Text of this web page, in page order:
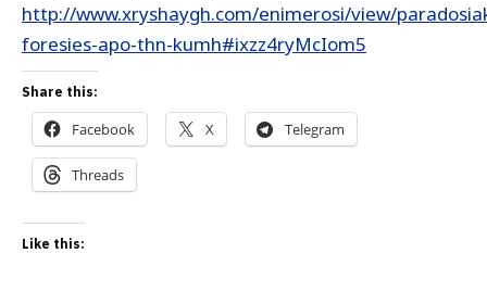
http://www.xryshaygh.com/enimerosi/view/
foresies-apo-thn-kumh#ixzz4ryMcIom5
Share this:
Facebook X Telegram
Threads
Like this: